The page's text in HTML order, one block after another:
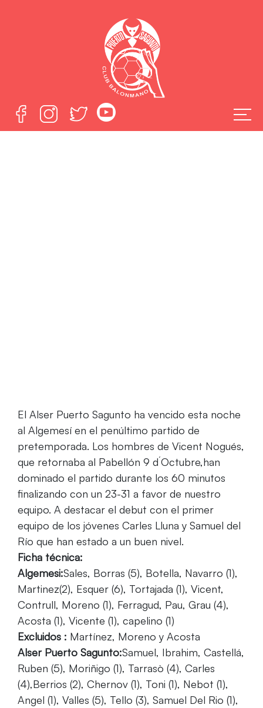
El Alser Puerto Sagunto ha vencido esta noche
al Algemesí en el penúltimo partido de
pretemporada. Los hombres de Vicent Nogués,
que retornaba al Pabellón 9 d´Octubre,han
dominado el partido durante los 60 minutos
finalizando con un 23-31 a favor de nuestro
equipo. A destacar el debut con el primer
equipo de los jóvenes Carles Lluna y Samuel del
Río que han estado a un buen nivel.
Ficha técnica:
Algemesi:Sales, Borras (5), Botella, Navarro (1),
Martinez(2), Esquer (6), Tortajada (1), Vicent,
Contrull, Moreno (1), Ferragud, Pau, Grau (4),
Acosta (1), Vicente (1), capelino (1)
Excluidos : Martínez, Moreno y Acosta
Alser Puerto Sagunto:Samuel, Ibrahim, Castellá,
Ruben (5), Moriñigo (1), Tarrasò (4), Carles
(4),Berrios (2), Chernov (1), Toni (1), Nebot (1),
Angel (1), Valles (5), Tello (3), Samuel Del Rio (1),